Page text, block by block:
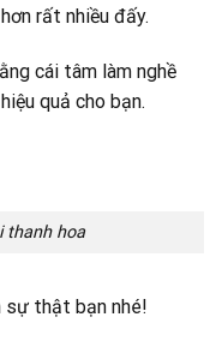
rất nhiều đấy.
cái tâm làm nghề
quả cho bạn.
thanh hoa
sự thật bạn nhé!